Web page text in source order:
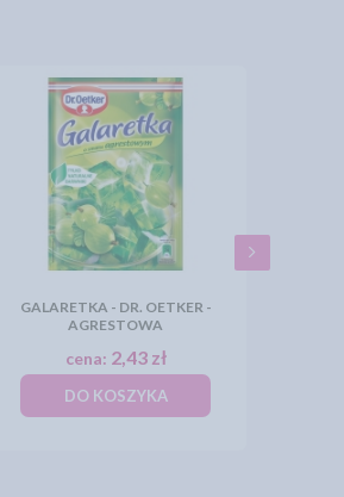
GALARETKA - DR. OETKER -
AGRESTOWA
cena: 2,43 zł
DO KOSZYKA